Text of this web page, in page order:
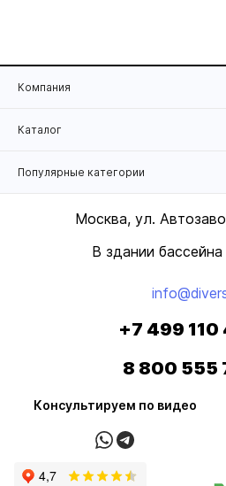
Компания
Каталог
Популярные категории
Москва, ул.
В здании
Консультируем по видео
+7 499 110
8 800 555